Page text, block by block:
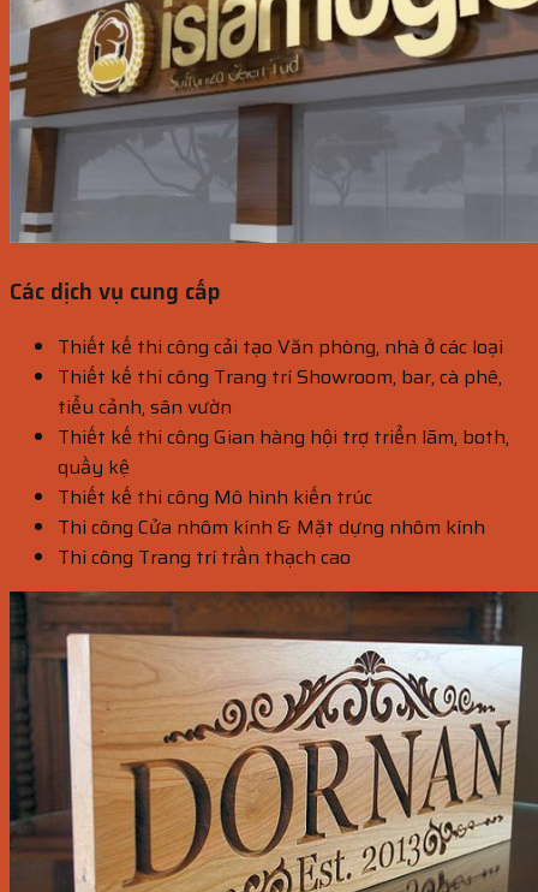
Các dịch vụ cung cấp
Thiết kế thi công cải tạo Văn phòng, nhà ở các loại
Thiết kế thi công Trang trí Showroom, bar, cà phê,
tiểu cảnh, sân vườn
Thiết kế thi công Gian hàng hội trợ triển lãm, both,
quầy kệ
Thiết kế thi công Mô hình kiến trúc
Thi công Cửa nhôm kính & Mặt dựng nhôm kính
Thi công Trang trí trần thạch cao